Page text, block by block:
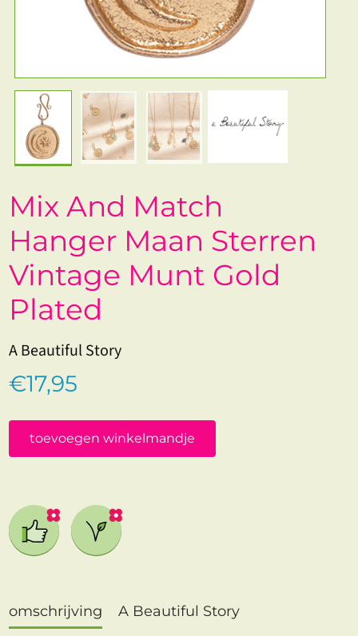
Mix And Match
Hanger Maan Sterren
Vintage Munt Gold
Plated
A Beautiful Story
€17,95
toevoegen winkelmandje
omschrijving A Beautiful Story